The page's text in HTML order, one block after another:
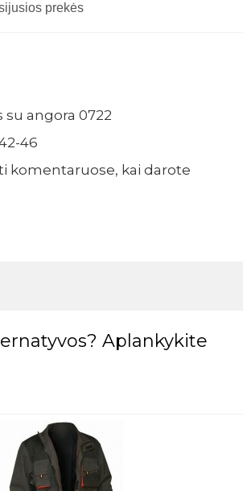
prekės
su angora 0722
46
komentaruose, kai darote
Aplankykite